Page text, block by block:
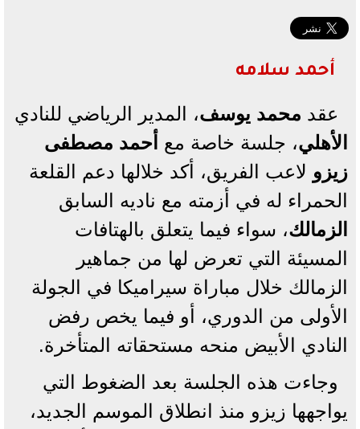
أحمد سلامه
عقد محمد يوسف، المدير الرياضي للنادي
الأهلي، جلسة خاصة مع أحمد مصطفى
زيزو لاعب الفريق، أكد خلالها دعم القلعة
الحمراء له في أزمته مع ناديه السابق
الزمالك، سواء فيما يتعلق بالهتافات
المسيئة التي تعرض لها من جماهير
الزمالك خلال مباراة سيراميكا في الجولة
الأولى من الدوري، أو فيما يخص رفض
النادي الأبيض منحه مستحقاته المتأخرة.
وجاءت هذه الجلسة بعد الضغوط التي
يواجهها زيزو منذ انطلاق الموسم الجديد،